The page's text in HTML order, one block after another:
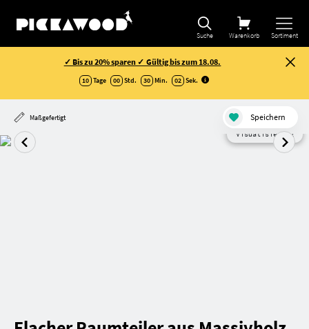
Suche Warenkorb Sortiment
✓ Bis zu 20% sparen ✓ Gültig bis zum 18.08.
10 Tage 00 Std. 30 Min. 01 Sek.
Maßgefertigt Speichern
Visualisierung